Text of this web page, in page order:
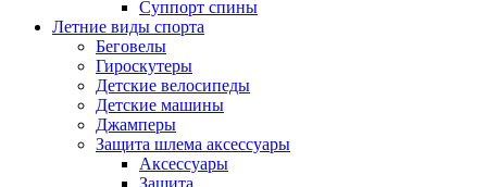
Суппорт спины
Летние виды спорта
Беговелы
Гироскутеры
Детские велосипеды
Детские машины
Джамперы
Защита шлема аксессуары
Аксессуары
Защита